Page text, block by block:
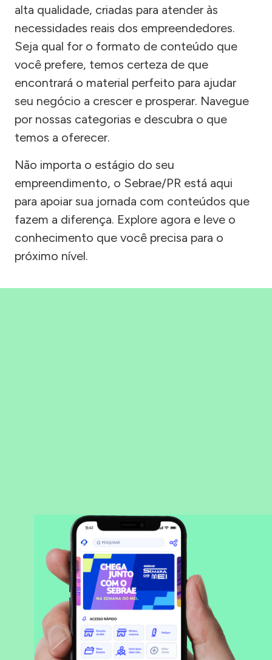
alta qualidade, criadas para atender às
necessidades reais dos empreendedores.
Seja qual for o formato de conteúdo que
você prefere, temos certeza de que
encontrará o material perfeito para ajudar
seu negócio a crescer e prosperar. Navegue
por nossas categorias e descubra o que
temos a oferecer.
Não importa o estágio do seu
empreendimento, o Sebrae/PR está aqui
para apoiar sua jornada com conteúdos que
fazem a diferença. Explore agora e leve o
conhecimento que você precisa para o
próximo nível.